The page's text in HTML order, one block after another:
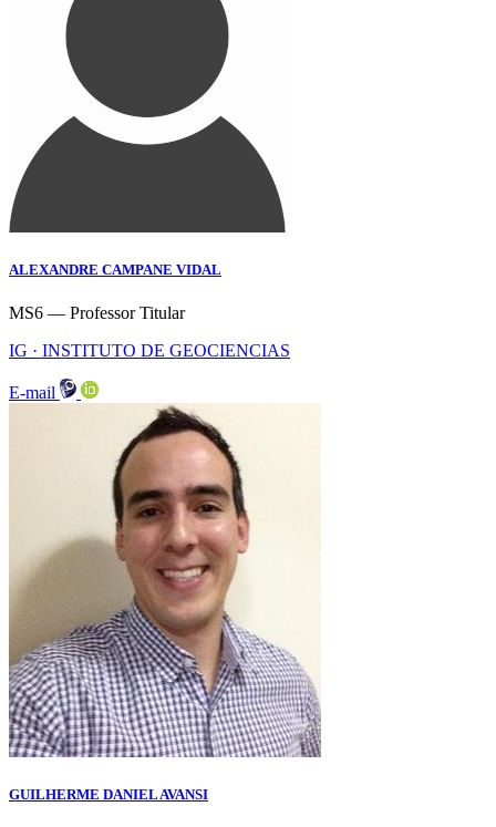
ALEXANDRE CAMPANE VIDAL
MS6 — Professor Titular
IG · INSTITUTO DE GEOCIENCIAS
E-mail
GUILHERME DANIEL AVANSI